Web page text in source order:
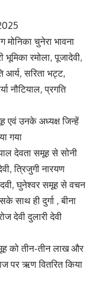
चुनेरा भावना
भूमिका रमोला, पूजादेवी,
आर्य, सरिता भट्ट,
नौटियाल, प्रगति
एवं उनके अध्यक्ष जिन्हें
गया
देवता समूह से सोनी
त्रिजुगी नारयण
घुनेश्वर समूह से वचन
साथ ही दुर्गा , बीना
देवी दुलारी देवी
को तीन-तीन लाख और
पर ऋण वितरित किया